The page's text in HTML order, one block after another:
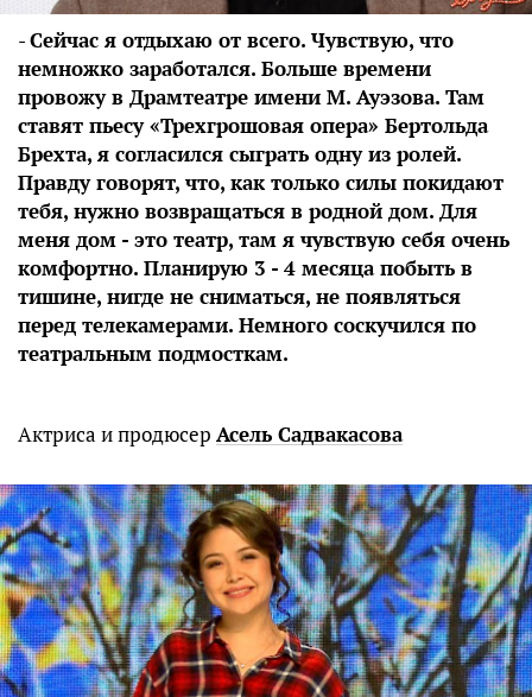
-Сейчас я отдыхаю от всего. Чувствую, что
немножко заработался. Больше времени
провожу в Драмтеатре имени М. Ауэзова. Там
ставят пьесу «Трехгрошовая опера» Бертольда
Брехта, я согласился сыграть одну из ролей.
Правду говорят, что, как только силы покидают
тебя, нужно возвращаться в родной дом. Для
меня дом - это театр, там я чувствую себя очень
комфортно. Планирую 3 - 4 месяца побыть в
тишине, нигде не сниматься, не появляться
перед телекамерами. Немного соскучился по
театральным подмосткам.
Актриса и продюсер Асель Садвакасова